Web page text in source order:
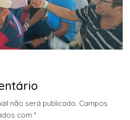
não será publicado. Campos
com *